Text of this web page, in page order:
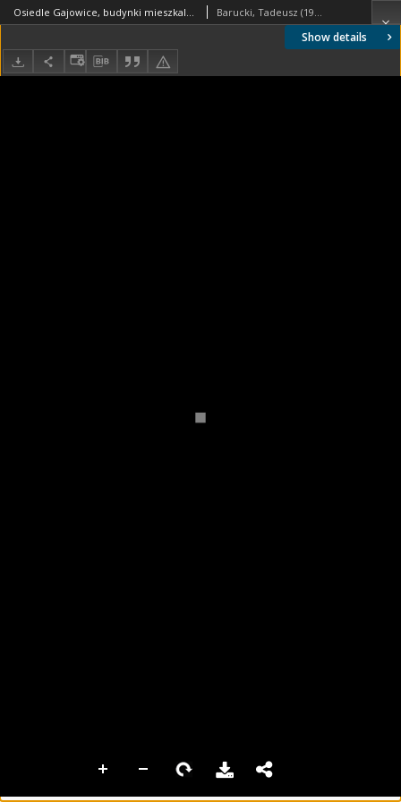
Show details
Osiedle Gajowice, budynki mieszkalne z kwietnikami na balkonach, wnętrze międzyblokowe, Wrocław Barucki, Tadeusz (1922- ). Fotograf